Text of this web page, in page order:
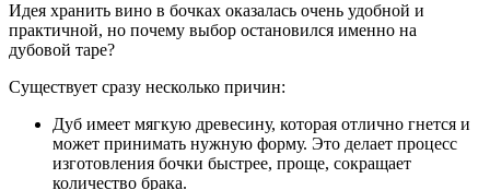
Идея хранить вино в бочках оказалась очень удобной и
практичной, но почему выбор остановился именно на
дубовой таре?
Существует сразу несколько причин:
Дуб имеет мягкую древесину, которая отлично гнется и
может принимать нужную форму. Это делает процесс
изготовления бочки быстрее, проще, сокращает
количество брака.